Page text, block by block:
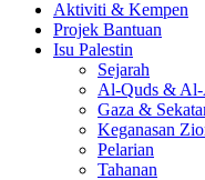
Aktiviti & Kempen
Projek Bantuan
Isu Palestin
Sejarah
Al-Quds & Al-
Gaza &
Keganasan
Pelarian
Tahanan